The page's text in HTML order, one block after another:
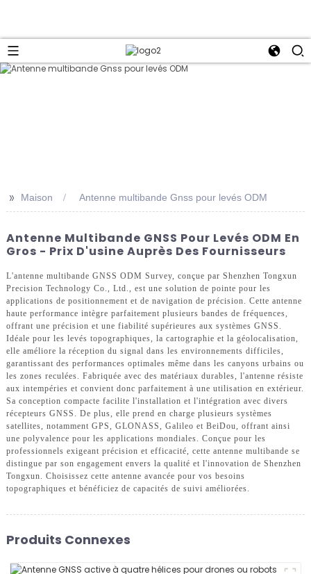
>> Maison Antenne multibande Gnss pour levés ODM
Antenne Multibande GNSS Pour Levés ODM En
Gros - Prix D'usine Auprès Des Fournisseurs
L'antenne multibande GNSS ODM Survey, conçue par Shenzhen Tongxun
Precision Technology Co., Ltd., est une solution de pointe pour les
applications de positionnement et de navigation de précision. Cette antenne
haute performance intègre parfaitement plusieurs bandes de fréquences,
offrant une précision et une fiabilité supérieures aux systèmes GNSS.
Idéale pour les levés topographiques, la cartographie et la géolocalisation,
elle améliore la réception du signal dans les environnements difficiles,
garantissant des performances optimales même dans les canyons urbains ou
les zones reculées. Fabriquée avec des matériaux durables, l'antenne résiste
aux intempéries et convient donc parfaitement à une utilisation en extérieur.
Sa conception compacte facilite l'installation et l'intégration avec divers
récepteurs GNSS. De plus, elle prend en charge plusieurs systèmes
satellites, notamment GPS, GLONASS, Galileo et BeiDou, offrant ainsi
une polyvalence pour les applications mondiales. Conçue pour les
professionnels exigeant précision et efficacité, cette antenne multibande se
distingue par son engagement envers la qualité et l'innovation de Shenzhen
Tongxun. Choisissez cette antenne avancée pour vos besoins
topographiques et bénéficiez de capacités de suivi améliorées.
Produits Connexes